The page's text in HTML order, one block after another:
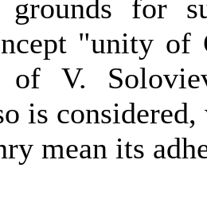
grounds for
"unity of
of V.
is
mean its